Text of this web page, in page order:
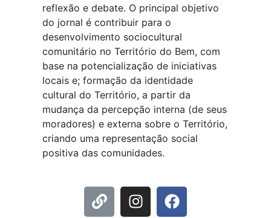
reflexão e debate. O principal objetivo
do jornal é contribuir para o
desenvolvimento sociocultural
comunitário no Território do Bem, com
base na potencialização de iniciativas
locais e; formação da identidade
cultural do Território, a partir da
mudança da percepção interna (de seus
moradores) e externa sobre o Território,
criando uma representação social
positiva das comunidades.